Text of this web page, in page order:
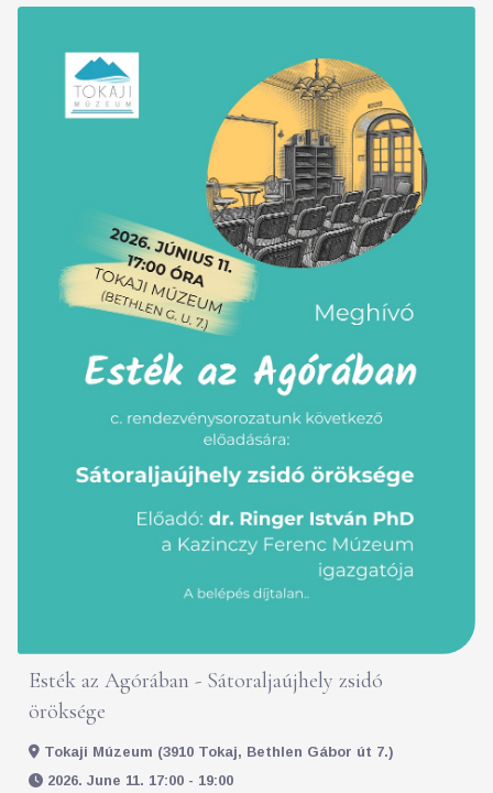
Esték az Agórában - Sátoraljaújhely zsidó
öröksége
Tokaji Múzeum (3910 Tokaj, Bethlen Gábor út 7.)
2026. June 11. 17:00 - 19:00